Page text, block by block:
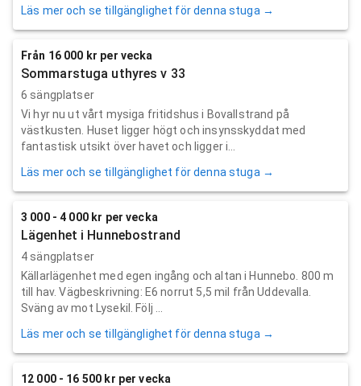
Läs mer och se tillgänglighet för denna stuga →
Från 16 000 kr per vecka
Sommarstuga uthyres v 33
6 sängplatser
Vi hyr nu ut vårt mysiga fritidshus i Bovallstrand på
västkusten. Huset ligger högt och insynsskyddat med
fantastisk utsikt över havet och ligger i...
Läs mer och se tillgänglighet för denna stuga →
3 000 - 4 000 kr per vecka
Lägenhet i Hunnebostrand
4 sängplatser
Källarlägenhet med egen ingång och altan i Hunnebo. 800 m
till hav. Vägbeskrivning: E6 norrut 5,5 mil från Uddevalla.
Sväng av mot Lysekil. Följ ...
Läs mer och se tillgänglighet för denna stuga →
12 000 - 16 500 kr per vecka